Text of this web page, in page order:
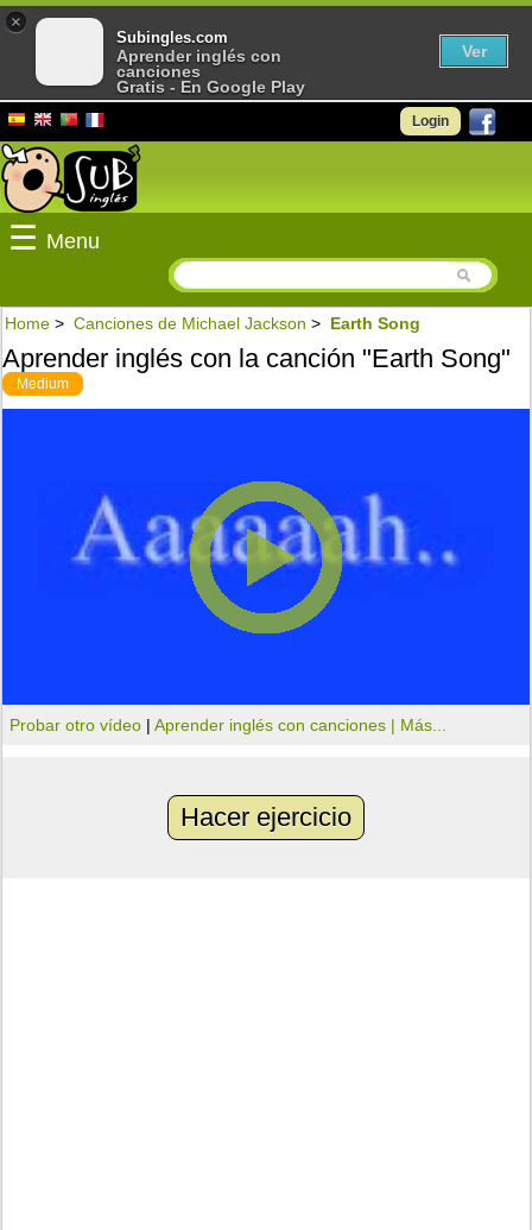
Login
☰ Menu
Home > Canciones de Michael Jackson > Earth Song
Aprender inglés con la canción "Earth Song"
Medium
Probar otro vídeo |Aprender inglés con canciones | Más...
Hacer ejercicio
×
Subingles.com
Aprender inglés con
canciones
Gratis - En Google Play
Ver